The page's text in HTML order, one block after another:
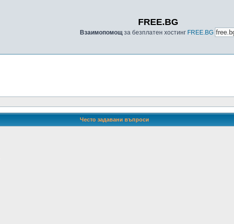
FREE.BG
Взаимопомощза безплатен хостинг FREE.BG
Често задавани въпроси